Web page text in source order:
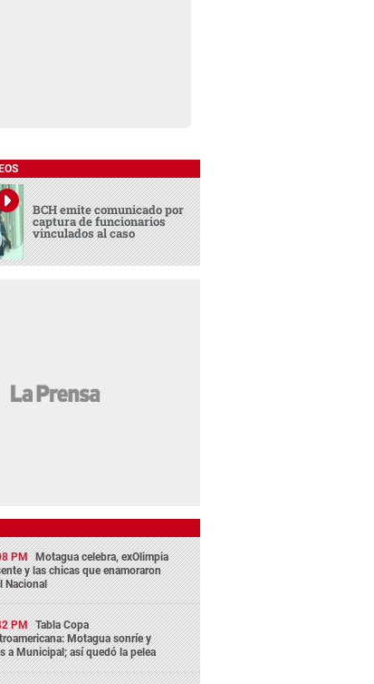
BCH emite comunicado por
captura de funcionarios
vinculados al caso
PM Motagua celebra, exOlimpia
y las chicas que enamoraron
Nacional
PM Tabla Copa
Motagua sonríe y
a Municipal; así quedó la pelea